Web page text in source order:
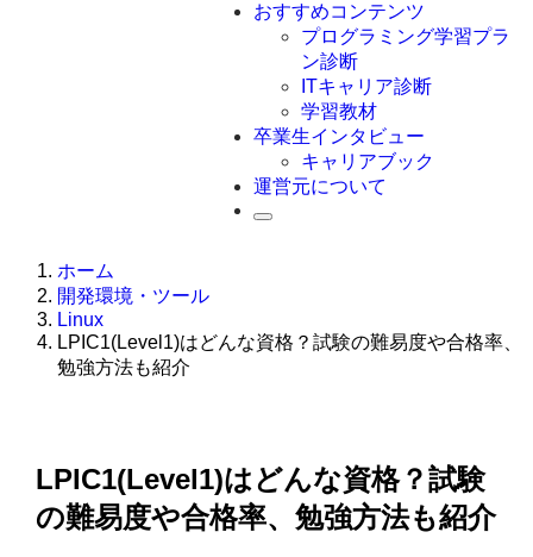
Swift
Ruby
おすすめコンテンツ
プログラミング学習プラ
ン診断
ITキャリア診断
学習教材
卒業生インタビュー
キャリアブック
運営元について
ホーム
開発環境・ツール
Linux
LPIC1(Level1)はどんな資格？試験の難易度や合格率、
勉強方法も紹介
LPIC1(Level1)はどんな資格？試験
の難易度や合格率、勉強方法も紹介